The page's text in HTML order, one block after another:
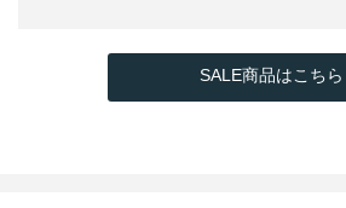
SALE商品はこちら